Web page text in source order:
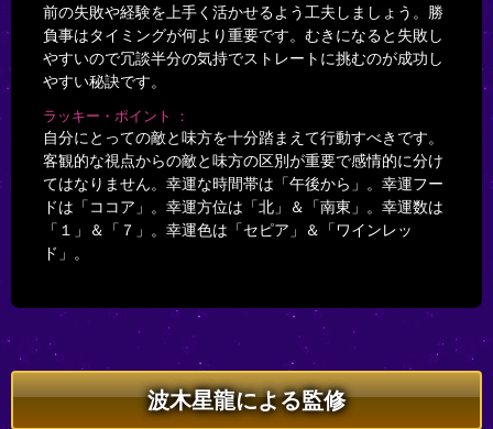
前の失敗や経験を上手く活かせるよう工夫しましょう。勝
負事はタイミングが何より重要です。むきになると失敗し
やすいので冗談半分の気持でストレートに挑むのが成功し
やすい秘訣です。
ラッキー・ポイント
自分にとっての敵と味方を十分踏まえて行動すべきです。
客観的な視点からの敵と味方の区別が重要で感情的に分け
てはなりません。幸運な時間帯は「午後から」。幸運フー
ドは「ココア」。幸運方位は「北」＆「南東」。幸運数は
「１」＆「７」。幸運色は「セピア」＆「ワインレッ
ド」。
波木星龍による監修